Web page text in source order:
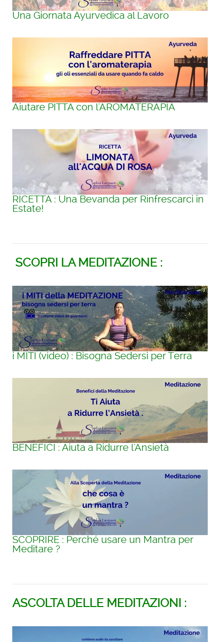
Una Giornata Ayurvedica al Lavoro
Aiutare PITTA con l'AROMATERAPIA
RICETTA : Una Bevanda per Rinfrescarci in
Estate!
SCOPRI LA MEDITAZIONE :
i MITI (video) : Bisogna Sedersi per Terra
BENEFICI : Aiuta a Ridurre l'Ansietà
SCOPRIRE : Perché usare un Mantra per
Meditare ?
ASCOLTA DELLE MEDITAZIONI :